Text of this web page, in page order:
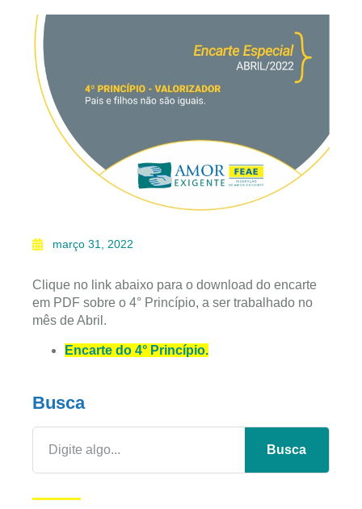
março 31, 2022
Clique no link abaixo para o download do encarte
em PDF sobre o 4° Princípio, a ser trabalhado no
mês de Abril.
Encarte do 4° Princípio.
Busca
Busca